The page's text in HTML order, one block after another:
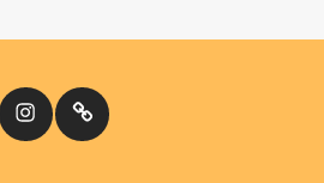
InstagramКіномандри